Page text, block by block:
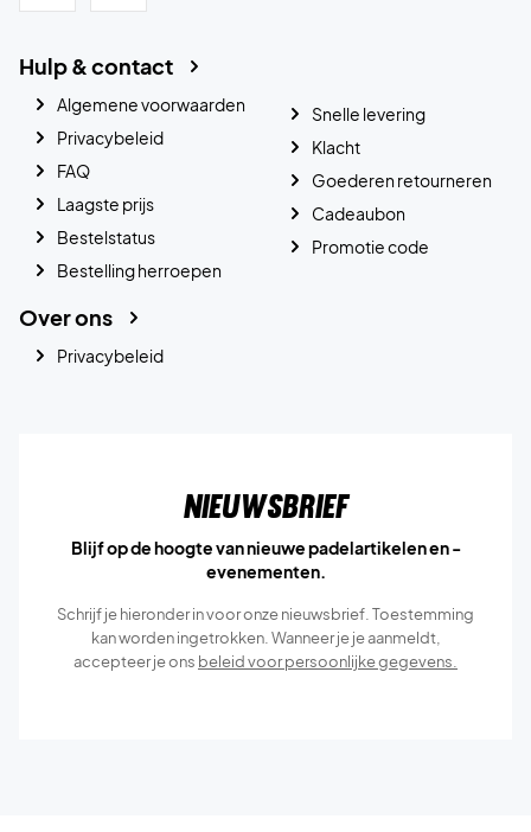
Hulp & contact
Algemene voorwaarden
Privacybeleid
FAQ
Laagste prijs
Bestelstatus
Bestelling herroepen
Snelle levering
Klacht
Goederen retourneren
Cadeaubon
Promotie code
Over ons
Privacybeleid
Nieuwsbrief
Blijf op de hoogte van nieuwe padelartikelen en -
evenementen.
Schrijf je hieronder in voor onze nieuwsbrief. Toestemming
kan worden ingetrokken. Wanneer je je aanmeldt,
accepteer je ons beleid voor persoonlijke gegevens.